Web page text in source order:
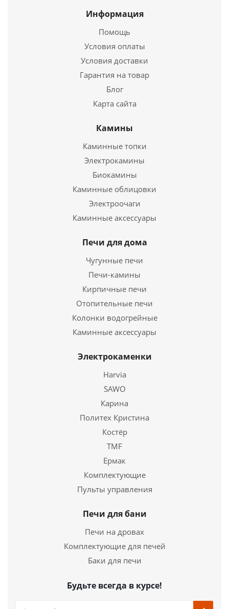
Дверь стекло Бронза "БАМБУК" 190х70 (8мм, 3
петли 710 CR) (ОСИНА) Пр
12 125
Подробнее
Купить в 1 клик
(Магнит) (ОСИНА)
10 625руб.
Подробнее
Информация
Помощь
Условия оплаты
Условия доставки
Гарантия на товар
Блог
Карта сайта
Камины
Каминные топки
Электрокамины
Биокамины
Каминные облицовки
Электроочаги
Каминные аксессуары
Печи для дома
Чугунные печи
Печи-камины
Кирпичные печи
Отопительные печи
Колонки водогрейные
Каминные аксессуары
Электрокаменки
Harvia
SAWO
Карина
Политех Кристина
Костёр
TMF
Ермак
Комплектующие
Пульты управления
Печи для бани
Печи на дровах
Комплектующие для печей
Баки для печи
Будьте всегда в курсе!